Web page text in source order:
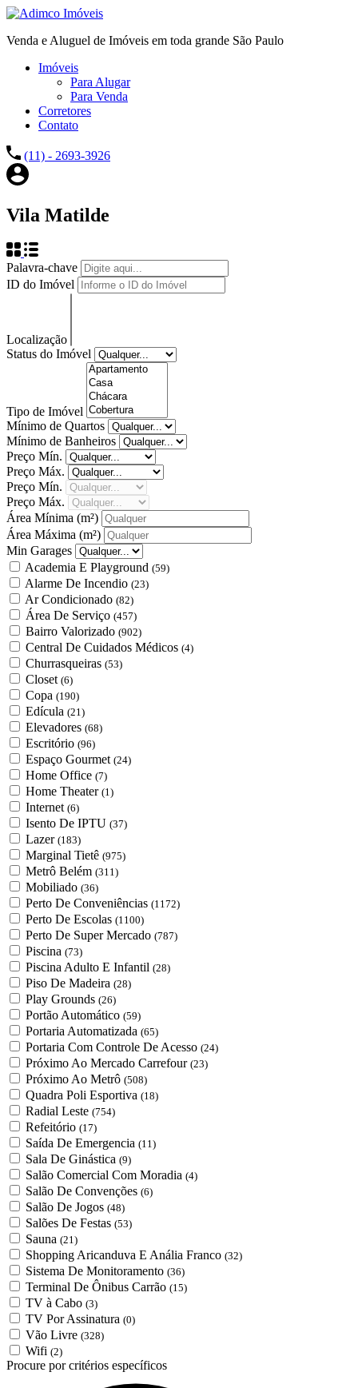
Venda e Aluguel de Imóveis em toda grande São Paulo
Imóveis
Para Alugar
Para Venda
Corretores
Contato
(11) - 2693-3926
Vila Matilde
Palavra-chave
ID do Imóvel
Localização
Status do Imóvel
Tipo de Imóvel
Mínimo de Quartos
Mínimo de Banheiros
Preço Mín.
Preço Máx.
Preço Mín.
Preço Máx.
Área Mínima (m²)
Área Máxima (m²)
Min Garages
Academia E Playground (59)
Alarme De Incendio (23)
Ar Condicionado (82)
Área De Serviço (457)
Bairro Valorizado (902)
Central De Cuidados Médicos (4)
Churrasqueiras (53)
Closet (6)
Copa (190)
Edícula (21)
Elevadores (68)
Escritório (96)
Espaço Gourmet (24)
Home Office (7)
Home Theater (1)
Internet (6)
Isento De IPTU (37)
Lazer (183)
Marginal Tietê (975)
Metrô Belém (311)
Mobiliado (36)
Perto De Conveniências (1172)
Perto De Escolas (1100)
Perto De Super Mercado (787)
Piscina (73)
Piscina Adulto E Infantil (28)
Piso De Madeira (28)
Play Grounds (26)
Portão Automático (59)
Portaria Automatizada (65)
Portaria Com Controle De Acesso (24)
Próximo Ao Mercado Carrefour (23)
Próximo Ao Metrô (508)
Quadra Poli Esportiva (18)
Radial Leste (754)
Refeitório (17)
Saída De Emergencia (11)
Sala De Ginástica (9)
Salão Comercial Com Moradia (4)
Salão De Convenções (6)
Salão De Jogos (48)
Salões De Festas (53)
Sauna (21)
Shopping Aricanduva E Anália Franco (32)
Sistema De Monitoramento (36)
Terminal De Ônibus Carrão (15)
TV à Cabo (3)
TV Por Assinatura (0)
Vão Livre (328)
Wifi (2)
Procure por critérios específicos